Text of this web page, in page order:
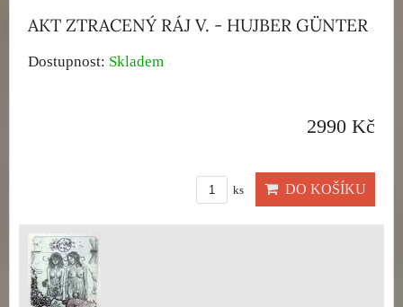
AKT ZTRACENÝ RÁJ V. - HUJBER GÜNTER
Dostupnost: Skladem
2990 Kč
ks DO KOŠÍKU